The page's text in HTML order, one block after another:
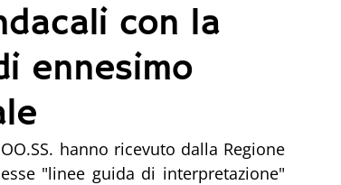
con la
ennesimo
hanno ricevuto dalla Regione
"linee guida di interpretazione"